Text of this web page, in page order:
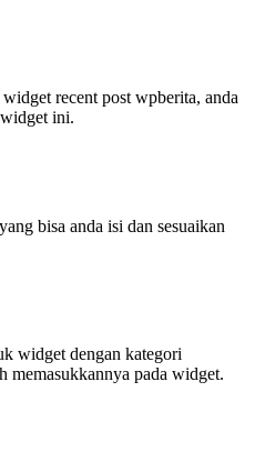
recent post wpberita, anda
ini.
bisa anda isi dan sesuaikan
widget dengan kategori
memasukkannya pada widget.